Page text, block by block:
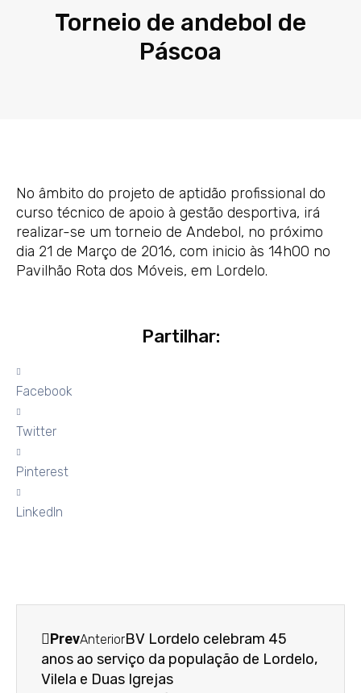
Torneio de andebol de
Páscoa
No âmbito do projeto de aptidão profissional do
curso técnico de apoio à gestão desportiva, irá
realizar-se um torneio de Andebol, no próximo
dia 21 de Março de 2016, com inicio às 14h00 no
Pavilhão Rota dos Móveis, em Lordelo.
Partilhar:
Facebook
Twitter
Pinterest
LinkedIn
PrevAnteriorBV Lordelo celebram 45
anos ao serviço da população de Lordelo,
Vilela e Duas Igrejas